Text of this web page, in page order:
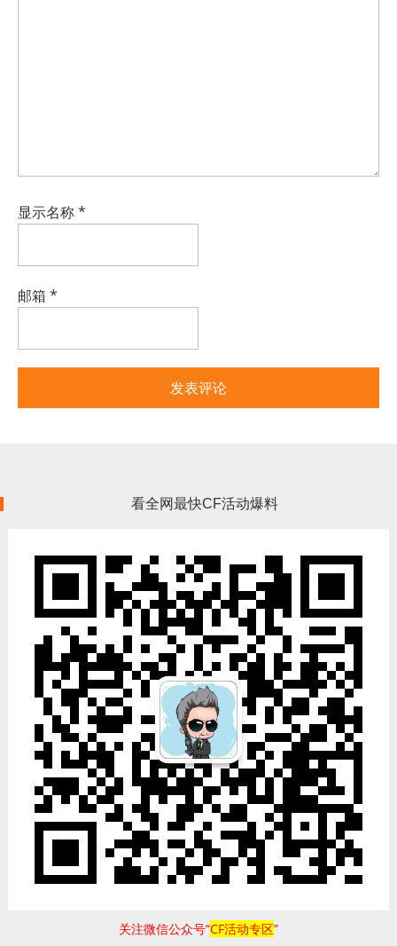
显示名称*
邮箱 *
看全网最快CF活动爆料
关注微信公众号“CF活动专区”